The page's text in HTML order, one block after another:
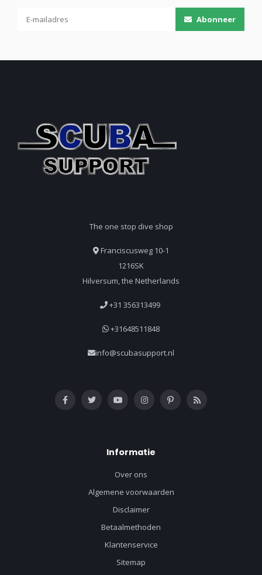
Abonneer
The one stop dive shop
Franciscusweg 10-1
1216SK
Hilversum, the Netherlands
+31 356313499
+31648511848
info@scubasupport.nl
Informatie
Over ons
Algemene voorwaarden
Disclaimer
Betaalmethoden
Klantenservice
Sitemap